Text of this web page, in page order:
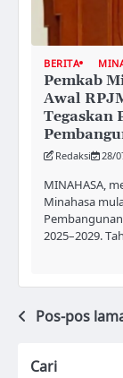
BERITA
Pemkab
Awal
Tegaskan
Redaksi 28/
MINAHASA,
Minahasa
2025–2029.
Navigasi
Pos-pos
Cari